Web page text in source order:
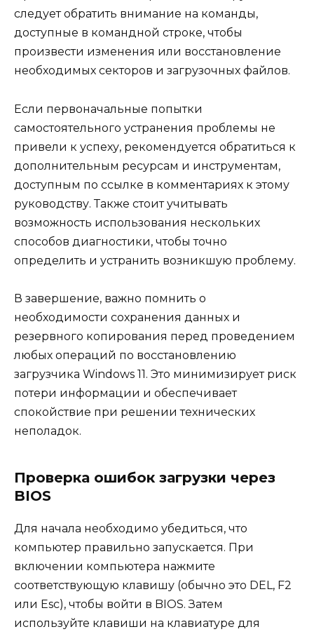
следует обратить внимание на команды,
доступные в командной строке, чтобы
произвести изменения или восстановление
необходимых секторов и загрузочных файлов.
Если первоначальные попытки
самостоятельного устранения проблемы не
привели к успеху, рекомендуется обратиться к
дополнительным ресурсам и инструментам,
доступным по ссылке в комментариях к этому
руководству. Также стоит учитывать
возможность использования нескольких
способов диагностики, чтобы точно
определить и устранить возникшую проблему.
В завершение, важно помнить о
необходимости сохранения данных и
резервного копирования перед проведением
любых операций по восстановлению
загрузчика Windows 11. Это минимизирует риск
потери информации и обеспечивает
спокойствие при решении технических
неполадок.
Проверка ошибок загрузки через
BIOS
Для начала необходимо убедиться, что
компьютер правильно запускается. При
включении компьютера нажмите
соответствующую клавишу (обычно это DEL, F2
или Esc), чтобы войти в BIOS. Затем
используйте клавиши на клавиатуре для